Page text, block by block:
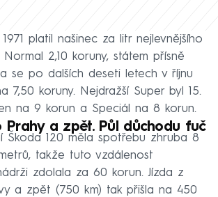
platil našinec za litr nejlevnějšího
2,10 koruny, státem přísně
se po dalších deseti letech v říjnu
7,50 koruny. Nejdražší Super byl 15.
na 9 korun a Speciál na 8 korun.
Prahy a zpět. Půl důchodu fuč
Škoda 120 měla spotřebu zhruba 8
takže tuto vzdálenost
zdolala za 60 korun. Jízda z
a zpět (750 km) tak přišla na 450